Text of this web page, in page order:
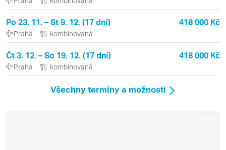
Po 23. 11. – St 9. 12. (17 dní) 418 000 Kč
Praha kombinovaná
Čt 3. 12. – So 19. 12. (17 dní) 418 000 Kč
Praha kombinovaná
Všechny termíny a možnosti